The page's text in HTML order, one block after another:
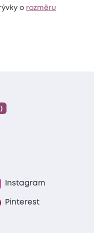
o rozměru
Instagram
Pinterest